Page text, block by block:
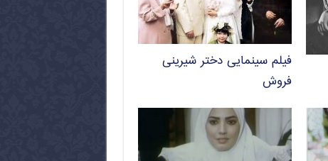
فیلم سینمایی دختر شیرینی
فروش